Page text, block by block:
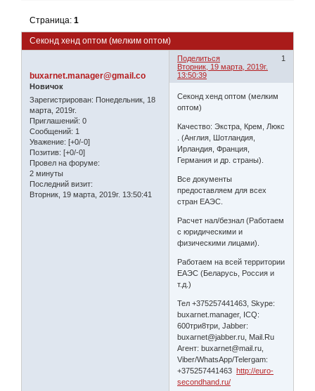
Секонд хенд оптом (мелким оптом)
Страница:1
Поделиться
1
Вторник, 19 марта, 2019г.
13:50:39
buxarnet.manager@gmail.co
Новичок
Зарегистрирован: Понедельник, 18
марта, 2019г.
Приглашений: 0
Сообщений: 1
Уважение: [+0/-0]
Позитив: [+0/-0]
Провел на форуме:
2 минуты
Последний визит:
Вторник, 19 марта, 2019г. 13:50:41
Секонд хенд оптом (мелким
оптом)
Качество: Экстра, Крем, Люкс
. (Англия, Шотландия,
Ирландия, Франция,
Германия и др. страны).
Все документы
предоставляем для всех
стран ЕАЭС.
Расчет нал/безнал (Работаем
с юридическими и
физическими лицами).
Работаем на всей территории
ЕАЭС (Беларусь, Россия и
т.д.)
Тел +375257441463, Skype:
buxarnet.manager, ICQ:
600три8три, Jabber:
buxarnet@jabber.ru, Мail.Ru
Агент: buxarnet@mail.ru,
Viber/WhatsApp/Telergam:
+375257441463http://euro-
secondhand.ru/